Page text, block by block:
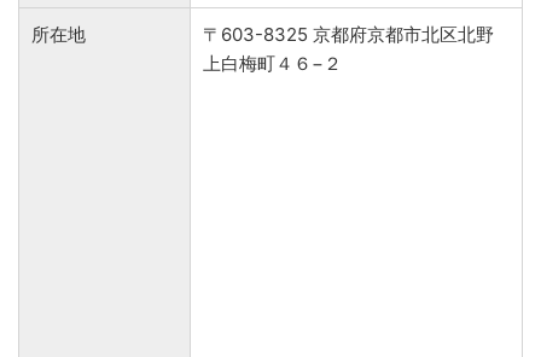
所在地
〒603-8325 京都府京都市北区北野
上白梅町４６−２